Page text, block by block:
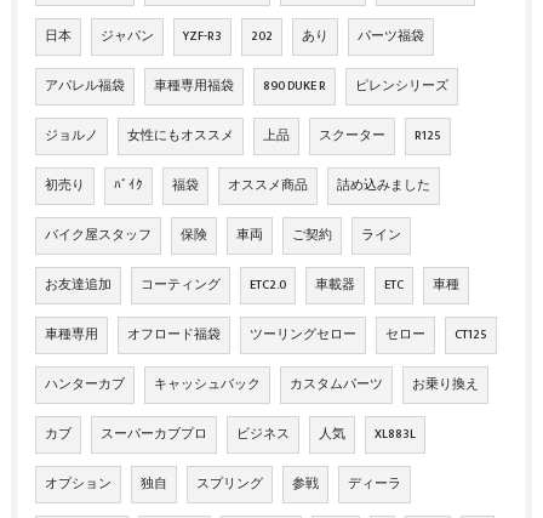
日本 ジャパン YZF-R3 202 あり パーツ福袋
アパレル福袋 車種専用福袋 890 DUKE R ピレンシリーズ
ジョルノ 女性にもオススメ 上品 スクーター R125
初売り ﾊﾞｲｸ 福袋 オススメ商品 詰め込みました
バイク屋スタッフ 保険 車両 ご契約 ライン
お友達追加 コーティング ETC2.0 車載器 ETC 車種
車種専用 オフロード福袋 ツーリングセロー セロー CT125
ハンターカブ キャッシュバック カスタムパーツ お乗り換え
カブ スーパーカブプロ ビジネス 人気 XL883L
オプション 独自 スプリング 参戦 ディーラ